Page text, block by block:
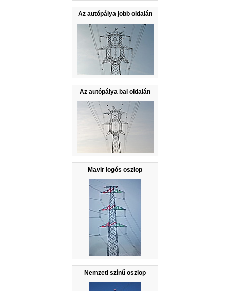
Az autópálya jobb oldalán
Az autópálya bal oldalán
Mavir logós oszlop
Nemzeti színű oszlop